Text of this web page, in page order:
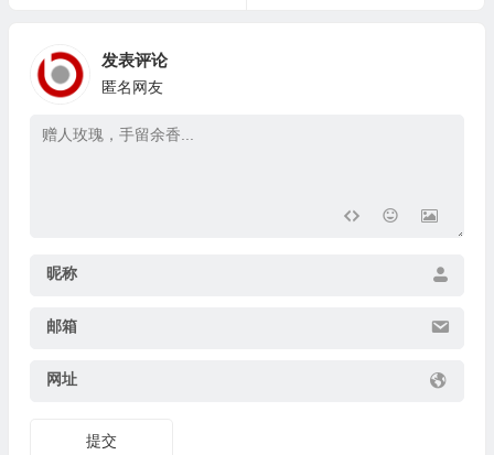
发表评论
匿名网友
昵称
邮箱
网址
提交